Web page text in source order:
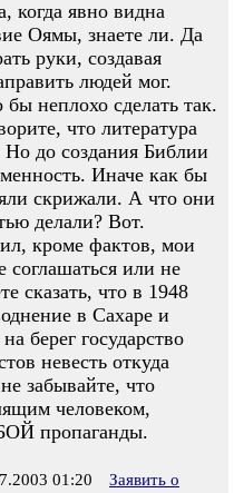
когда явно видна
Оямы, знаете ли. Да
руки, создавая
людей мог.
неплохо сделать так.
что литература
Но до создания Библии
Иначе как бы
скрижали. А что они
делали? Вот.
кроме фактов, мои
или не
сказать, что в 1948
в Сахаре и
берег государство
невесть откуда
забывайте, что
человеком,
пропаганды.
01:20
Заявить о